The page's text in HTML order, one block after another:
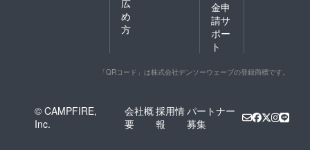
め
方
金申
請サ
ポー
ト
「QRコード」は株式会社デンソーウェーブの登録商標です。
© CAMPFIRE,
Inc.
会社概
要
採用情
報
パートナー
募集